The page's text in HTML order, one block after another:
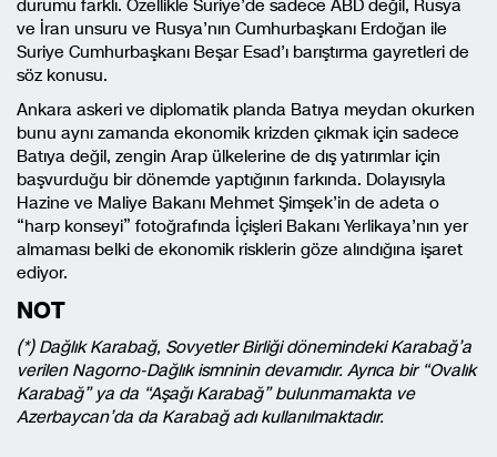
durumu farklı. Özellikle Suriye’de sadece ABD değil, Rusya
ve İran unsuru ve Rusya’nın Cumhurbaşkanı Erdoğan ile
Suriye Cumhurbaşkanı Beşar Esad’ı barıştırma gayretleri de
söz konusu.
Ankara askeri ve diplomatik planda Batıya meydan okurken
bunu aynı zamanda ekonomik krizden çıkmak için sadece
Batıya değil, zengin Arap ülkelerine de dış yatırımlar için
başvurduğu bir dönemde yaptığının farkında. Dolayısıyla
Hazine ve Maliye Bakanı Mehmet Şimşek’in de adeta o
“harp konseyi” fotoğrafında İçişleri Bakanı Yerlikaya’nın yer
almaması belki de ekonomik risklerin göze alındığına işaret
ediyor.
NOT
(*) Dağlık Karabağ, Sovyetler Birliği dönemindeki Karabağ’a
verilen Nagorno-Dağlık ismninin devamıdır. Ayrıca bir “Ovalık
Karabağ” ya da “Aşağı Karabağ” bulunmamakta ve
Azerbaycan’da da Karabağ adı kullanılmaktadır.